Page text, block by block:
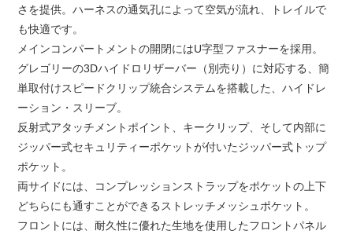
さを提供。ハーネスの通気孔によって空気が流れ、トレイルで
も快適です。
メインコンパートメントの開閉にはU字型ファスナーを採用。
グレゴリーの3Dハイドロリザーバー（別売り）に対応する、簡
単取付けスピードクリップ統合システムを搭載した、ハイドレ
ーション・スリーブ。
反射式アタッチメントポイント、キークリップ、そして内部に
ジッパー式セキュリティーポケットが付いたジッパー式トップ
ポケット。
両サイドには、コンプレッションストラップをポケットの上下
どちらにも通すことができるストレッチメッシュポケット。
フロントには、耐久性に優れた生地を使用したフロントパネル